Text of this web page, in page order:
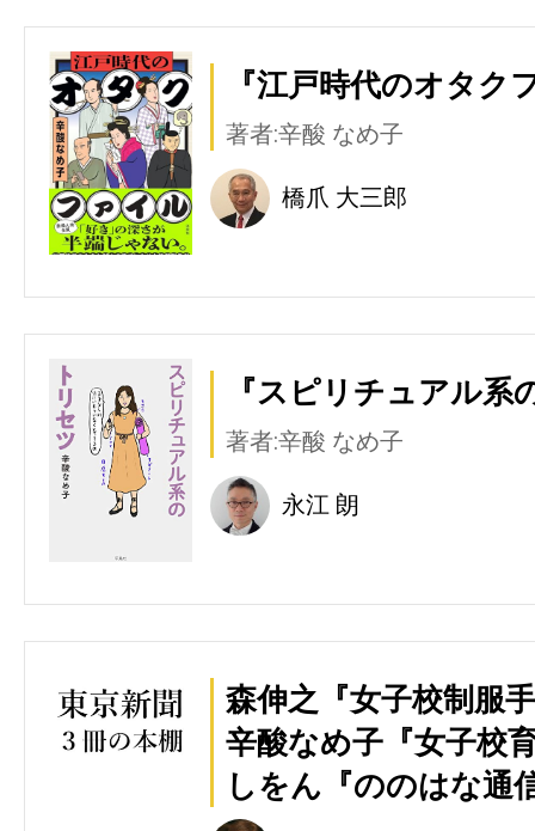
『江戸時代のオタク
著者:辛酸 なめ子
橋爪 大三郎
『スピリチュアル系
著者:辛酸 なめ子
永江 朗
森伸之『女子校制服
辛酸なめ子『女子校
しをん『ののはな通